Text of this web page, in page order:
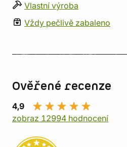
Vlastní výroba
Vždy pečlivě zabaleno
Ověřené recenze
4,9
zobraz 12994 hodnocení